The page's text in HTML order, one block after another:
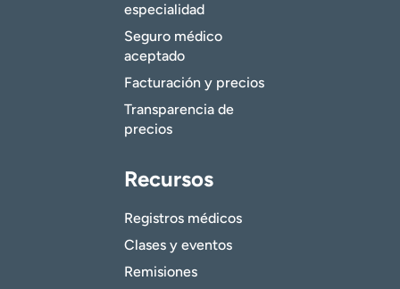
especialidad
Seguro médico
aceptado
Facturación y precios
Transparencia de
precios
Recursos
Registros médicos
Clases y eventos
Remisiones